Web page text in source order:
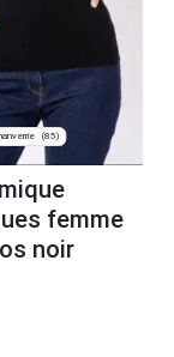
(85)
femme
noir